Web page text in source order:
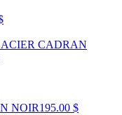
CADRAN
NOIR195.00 $